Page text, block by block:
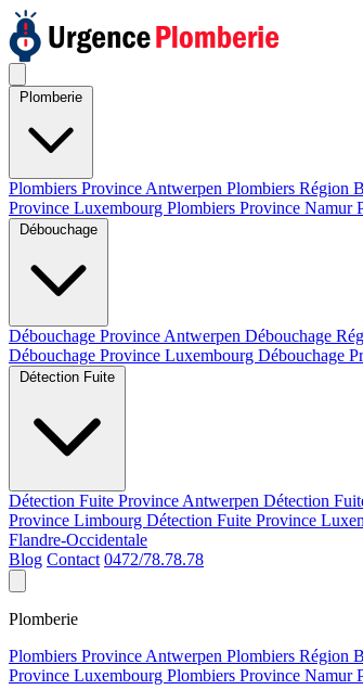
Plombiers Province Antwerpen Plombiers Région
Province Luxembourg Plombiers Province Namur
Débouchage Province Antwerpen Débouchage
Débouchage Province Luxembourg Débouchage
Détection Fuite Province Antwerpen Détection
Province Limbourg Détection Fuite Province
Flandre-Occidentale
Blog Contact 0472/78.78.78
Plomberie
Plombiers Province Antwerpen Plombiers Région
Province Luxembourg Plombiers Province Namur